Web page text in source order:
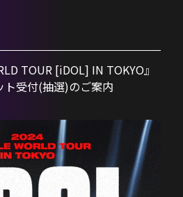
TOUR [iDOL] IN TOKYO』
ト受付(抽選)のご案内